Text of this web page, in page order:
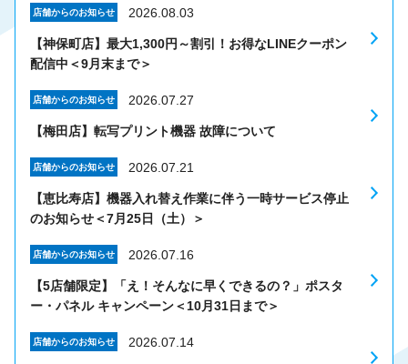
店舗からのお知らせ 2026.08.03
【神保町店】最大1,300円～割引！お得なLINEクーポン
配信中＜9月末まで＞
店舗からのお知らせ 2026.07.27
【梅田店】転写プリント機器 故障について
店舗からのお知らせ 2026.07.21
【恵比寿店】機器入れ替え作業に伴う一時サービス停止
のお知らせ＜7月25日（土）＞
店舗からのお知らせ 2026.07.16
【5店舗限定】「え！そんなに早くできるの？」ポスタ
ー・パネル キャンペーン＜10月31日まで＞
店舗からのお知らせ 2026.07.14